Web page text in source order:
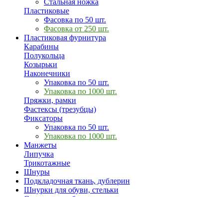
Стальная ножка
Пластиковые
Фасовка по 50 шт.
Фасовка от 250 шт.
Пластиковая фурнитура
Карабины
Полукольца
Козырьки
Наконечники
Упаковка по 50 шт.
Упаковка по 1000 шт.
Пряжки, рамки
Фастексы (трезубцы)
Фиксаторы
Упаковка по 50 шт.
Упаковка по 1000 шт.
Манжеты
Липучка
Трикотажные
Шнуры
Подкладочная ткань, дублерин
Шнурки для обуви, стельки